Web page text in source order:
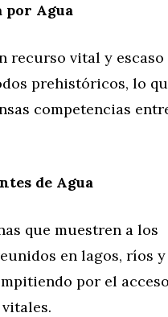
por Agua
recurso vital y escaso
prehistóricos, lo
competencias
de Agua
que muestren a los
en lagos, ríos y
por el